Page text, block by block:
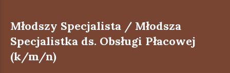
Młodszy Specjalista / Młodsza
Specjalistka ds. Obsługi Płacowej
(k/m/n)